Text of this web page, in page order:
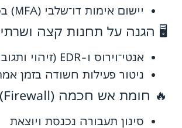
יישום אימות דו־שלבי (MFA) בכל מערכת
🖥️ הגנה על תחנות קצה
אנטי־וירוס ו-EDR (זיהוי ותגובה לאיומים)
ניטור פעילות חשודה בזמן
🔥 חומת אש חכמה (Firewall)
סינון תעבורה נכנסת ויוצאת